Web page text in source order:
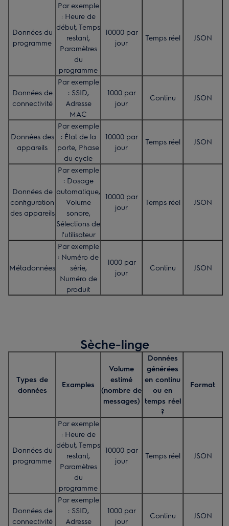
Données du
programme
Par exemple
: Heure de
début, Temps
restant,
Paramètres
du
programme
10000 par
jour
Temps réel JSON
Données de
connectivité
Par exemple
: SSID,
Adresse
MAC
1000 par
jour
Continu JSON
Données des
appareils
Par exemple
: État de la
porte, Phase
du cycle
10000 par
jour
Temps réel JSON
Données de
configuration
des appareils
Par exemple
: Dosage
automatique,
Volume
sonore,
Sélections de
l'utilisateur
10000 par
jour
Temps réel JSON
Métadonnées
Par exemple
: Numéro de
série,
Numéro de
produit
1000 par
jour
Continu JSON
Sèche-linge
Types de
données
Examples
Volume
estimé
(nombre de
messages)
Données
générées
en continu
ou en
temps réel
?
Format
Données du
programme
Par exemple
: Heure de
début, Temps
restant,
Paramètres
du
programme
10000 par
jour
Temps réel JSON
Données de
connectivité
Par exemple
: SSID,
Adresse
1000 par
jour
Continu JSON